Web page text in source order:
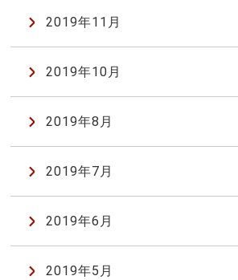
2019年11月
2019年10月
2019年8月
2019年7月
2019年6月
2019年5月